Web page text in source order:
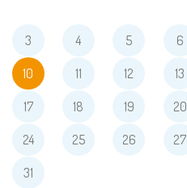
3 4 5 6
10 11 12 13
17 18 19 20
24 25 26 27
31